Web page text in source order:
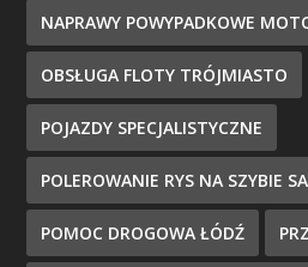
NAPRAWY POWYPADKOWE
OBSŁUGA FLOTY TRÓJMIASTO
POJAZDY SPECJALISTYCZNE
POLEROWANIE RYS NA SZYBIE
POMOC DROGOWA ŁÓDŹ